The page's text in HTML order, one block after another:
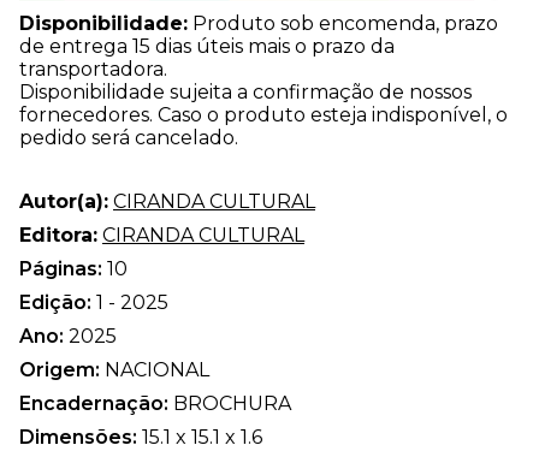
Disponibilidade: Produto sob encomenda, prazo
de entrega 15 dias úteis mais o prazo da
transportadora.
Disponibilidade sujeita a confirmação de nossos
fornecedores. Caso o produto esteja indisponível, o
pedido será cancelado.
Autor(a): CIRANDA CULTURAL
Editora: CIRANDA CULTURAL
Páginas: 10
Edição: 1 - 2025
Ano: 2025
Origem: NACIONAL
Encadernação: BROCHURA
Dimensões: 15.1 x 15.1 x 1.6